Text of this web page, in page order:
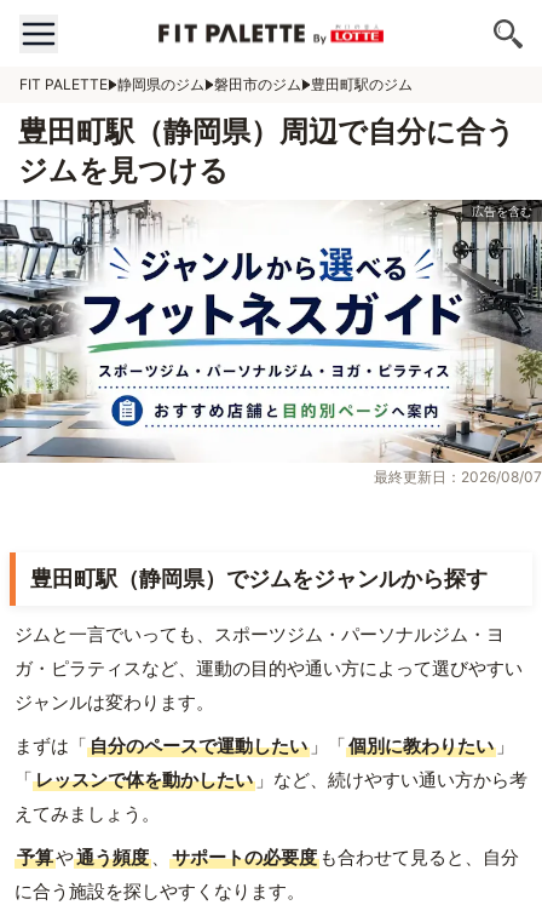
FIT PALETTE 静岡県のジム 磐田市のジム 豊田町駅のジム
豊田町駅（静岡県）周辺で自分に合う
ジムを見つける
最終更新日：2026/08/07
豊田町駅（静岡県）でジムをジャンルから探す
ジムと一言でいっても、スポーツジム・パーソナルジム・ヨ
ガ・ピラティスなど、運動の目的や通い方によって選びやすい
ジャンルは変わります。
まずは「自分のペースで運動したい 」「個別に教わりたい 」
「レッスンで体を動かしたい 」など、続けやすい通い方から考
えてみましょう。
予算や通う頻度 、 サポートの必要度 も合わせて見ると、自分
に合う施設を探しやすくなります。